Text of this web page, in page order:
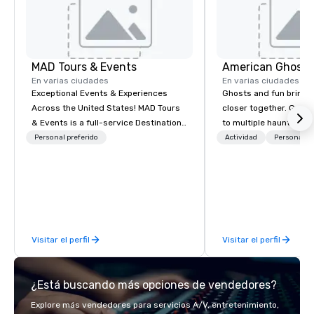
MAD Tours & Events
En varias ciudades
Exceptional Events & Experiences
Across the United States! MAD Tours
& Events is a full-service Destination
Management Company specializing in
sourcing, accommodations,
transportation, VIP services, dining
programs, entertainment, themed
events, exclusive experiences, and
on-site coordination. From small
Personal preferido
Visitar el perfil
American Ghost
En varias ciudades
Ghosts and fun bring
closer together. Guided experiences
to multiple haunted
group will be treated
time they've asked
something different
venues to host your
quite challenging.
Actividad Personal
Visitar el perfil
¿Está buscando más opciones de vendedores?
Explore más vendedores para servicios A/V, entretenimiento,